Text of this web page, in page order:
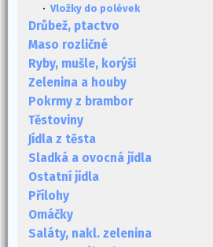
· Vložky do polévek
Drůbež, ptactvo
Maso rozličné
Ryby, mušle, korýši
Zelenina a houby
Pokrmy z brambor
Těstoviny
Jídla z těsta
Sladká a ovocná jídla
Ostatní jídla
Přílohy
Omáčky
Saláty, nakl. zelenina